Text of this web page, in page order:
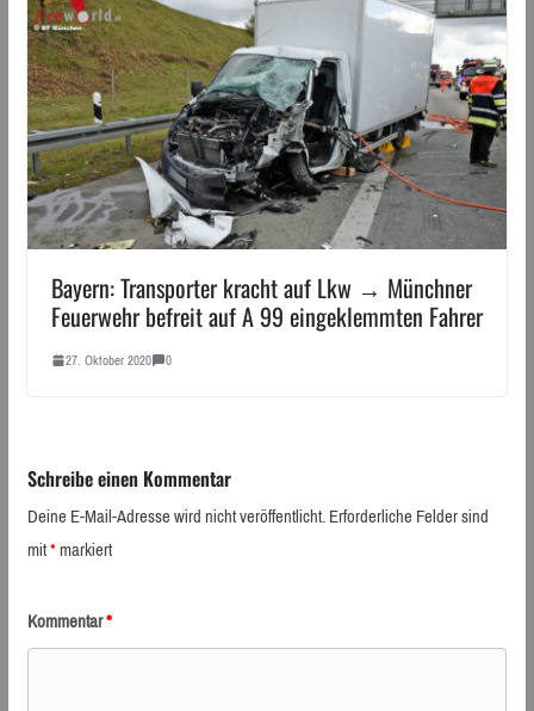
Bayern: Transporter kracht auf Lkw → Münchner
Feuerwehr befreit auf A 99 eingeklemmten Fahrer
27. Oktober 2020 0
Schreibe einen Kommentar
Deine E-Mail-Adresse wird nicht veröffentlicht.Erforderliche Felder sind
mit*markiert
Kommentar*